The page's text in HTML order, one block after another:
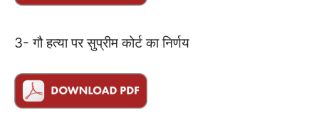
3- गौ हत्या पर सुप्रीम कोर्ट का निर्णय